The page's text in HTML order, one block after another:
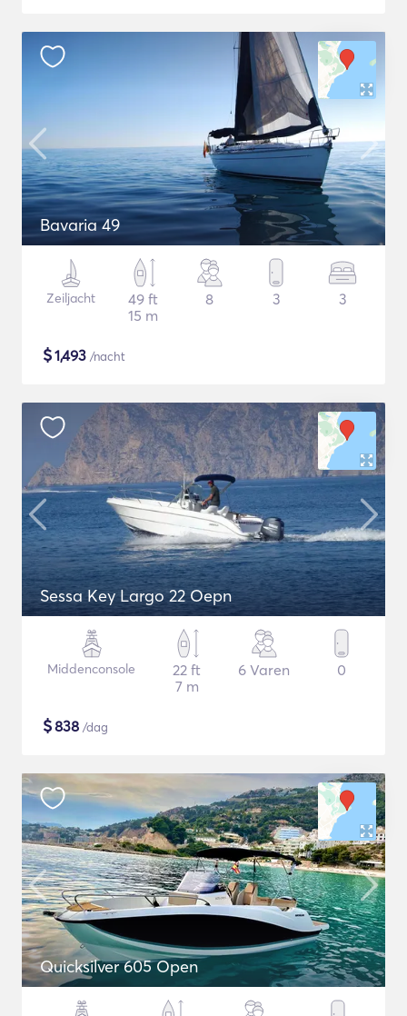
Bavaria 49
Zeiljacht
49 ft
15 m
8 3 3
$1,493 /nacht
Sessa Key Largo 22 Oepn
Middenconsole
22 ft
7 m
6 Varen 0
$838 /dag
Quicksilver 605 Open